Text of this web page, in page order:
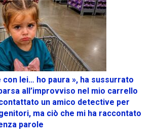
lei… ho paura », ha sussurrato
all’improvviso nel mio carrello
un amico detective per
ma ciò che mi ha raccontato
parole